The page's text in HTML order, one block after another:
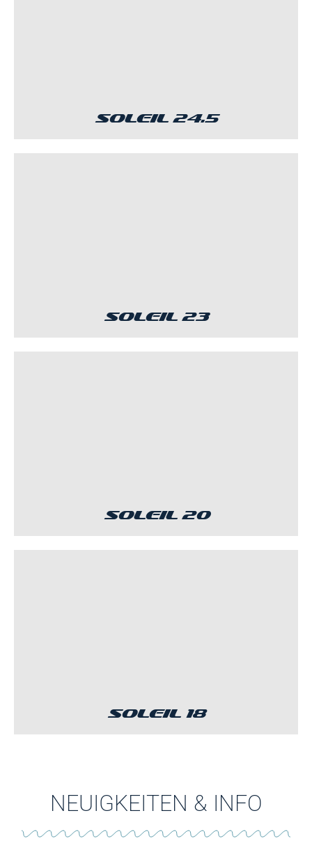
Soleil 24.5
Soleil 23
Soleil 20
Soleil 18
NEUIGKEITEN & INFO